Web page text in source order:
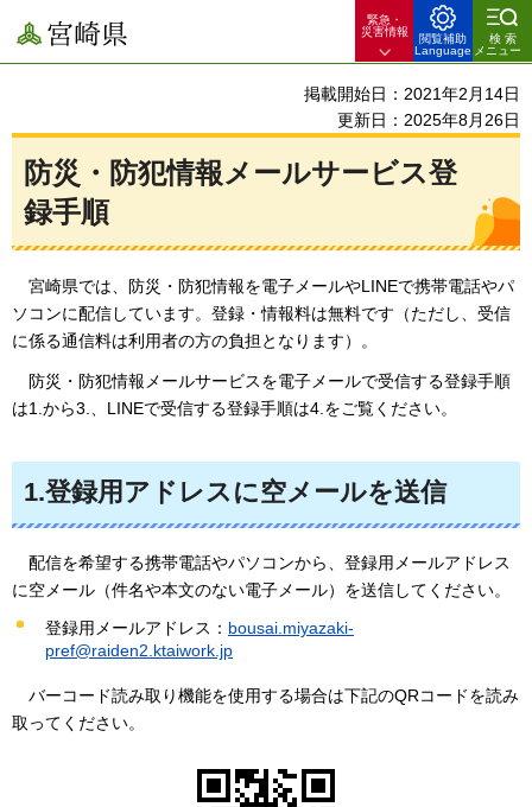
宮崎県
緊急・
災害情報
閲覧補助
Language
検索
メニュー
掲載開始日：2021年2月14日
更新日：2025年8月26日
防災・防犯情報メールサービス登
録手順
宮崎県では、防災・防犯情報を電子メールやLINEで携帯電話やパ
ソコンに配信しています。登録・情報料は無料です（ただし、受信
に係る通信料は利用者の方の負担となります）。
防災・防犯情報メールサービスを電子メールで受信する登録手順
は1.から3.、LINEで受信する登録手順は4.をご覧ください。
1.登録用アドレスに空メールを送信
配信を希望する携帯電話やパソコンから、登録用メールアドレス
に空メール（件名や本文のない電子メール）を送信してください。
登録用メールアドレス： bousai.miyazaki-
pref@raiden2.ktaiwork.jp
バーコード読み取り機能を使用する場合は下記のQRコードを読み
取ってください。